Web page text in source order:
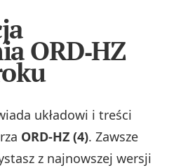
ORD‑HZ
układowi i treści
ORD‑HZ (4). Zawsze
z najnowszej wersji